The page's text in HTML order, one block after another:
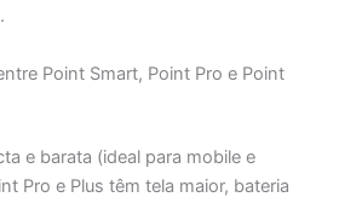
Point Smart, Point Pro e Point
e barata (ideal para mobile e
Pro e Plus têm tela maior, bateria